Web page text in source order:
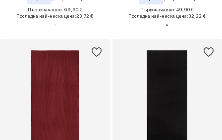
Първоначално: 69,90 €
Последна най-ниска цена:23,72 €
Първоначално: 49,90 €
Последна най-ниска цена:32,22 €